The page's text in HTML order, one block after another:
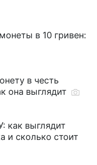
в 10 гривен:
в честь
она выглядит
как выглядит
и сколько стоит